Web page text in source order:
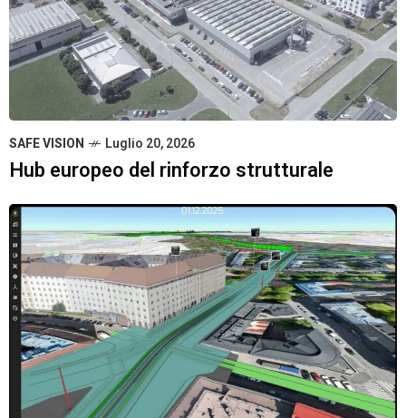
SAFE VISION Luglio 20, 2026
Hub europeo del rinforzo strutturale